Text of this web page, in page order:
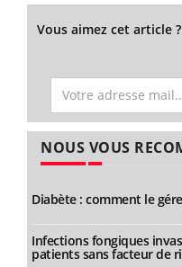
Vous aimez cet article
NOUS VOUS
Diabète : comment le
Infections fongiques
patients sans facteur de